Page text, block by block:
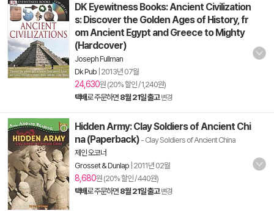
DK Eyewitness Books: Ancient Civilization
s: Discover the Golden Ages of History, fr
om Ancient Egypt and Greece to Mighty
(Hardcover)
Joseph Fullman
Dk Pub 2013년 07월
24,630원 (20% 할인 / 1,240원)
택배로 주문하면 8월 21일 출고 변경
Hidden Army: Clay Soldiers of Ancient Chi
na (Paperback) - Clay Soldiers of Ancient China
제인 오코너
Grosset & Dunlap 2011년 02월
8,680원 (20% 할인 / 440원)
택배로 주문하면 8월 21일 출고 변경